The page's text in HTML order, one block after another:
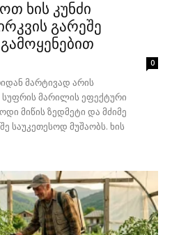
ხის კუნძი
გარეშე
0
მარტივად არის
მარილის ეფექტური
მიწის ზედმეტი და მძიმე
საუკეთესოდ მუშაობს. ხის